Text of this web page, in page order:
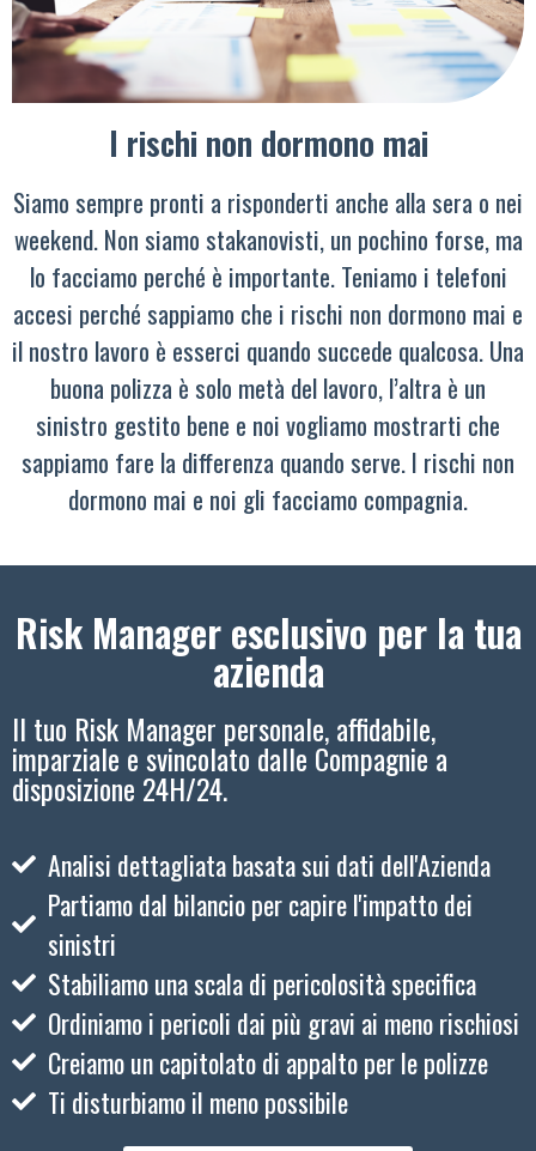
I rischi non dormono mai
Siamo sempre pronti a risponderti anche alla sera o nei
weekend. Non siamo stakanovisti, un pochino forse, ma
lo facciamo perché è importante. Teniamo i telefoni
accesi perché sappiamo che i rischi non dormono mai e
il nostro lavoro è esserci quando succede qualcosa. Una
buona polizza è solo metà del lavoro, l’altra è un
sinistro gestito bene e noi vogliamo mostrarti che
sappiamo fare la differenza quando serve. I rischi non
dormono mai e noi gli facciamo compagnia.
Risk Manager esclusivo per la tua
azienda
Il tuo Risk Manager personale, affidabile,
imparziale e svincolato dalle Compagnie a
disposizione 24H/24.
Analisi dettagliata basata sui dati dell'Azienda
Partiamo dal bilancio per capire l'impatto dei
sinistri
Stabiliamo una scala di pericolosità specifica
Ordiniamo i pericoli dai più gravi ai meno rischiosi
Creiamo un capitolato di appalto per le polizze
Ti disturbiamo il meno possibile